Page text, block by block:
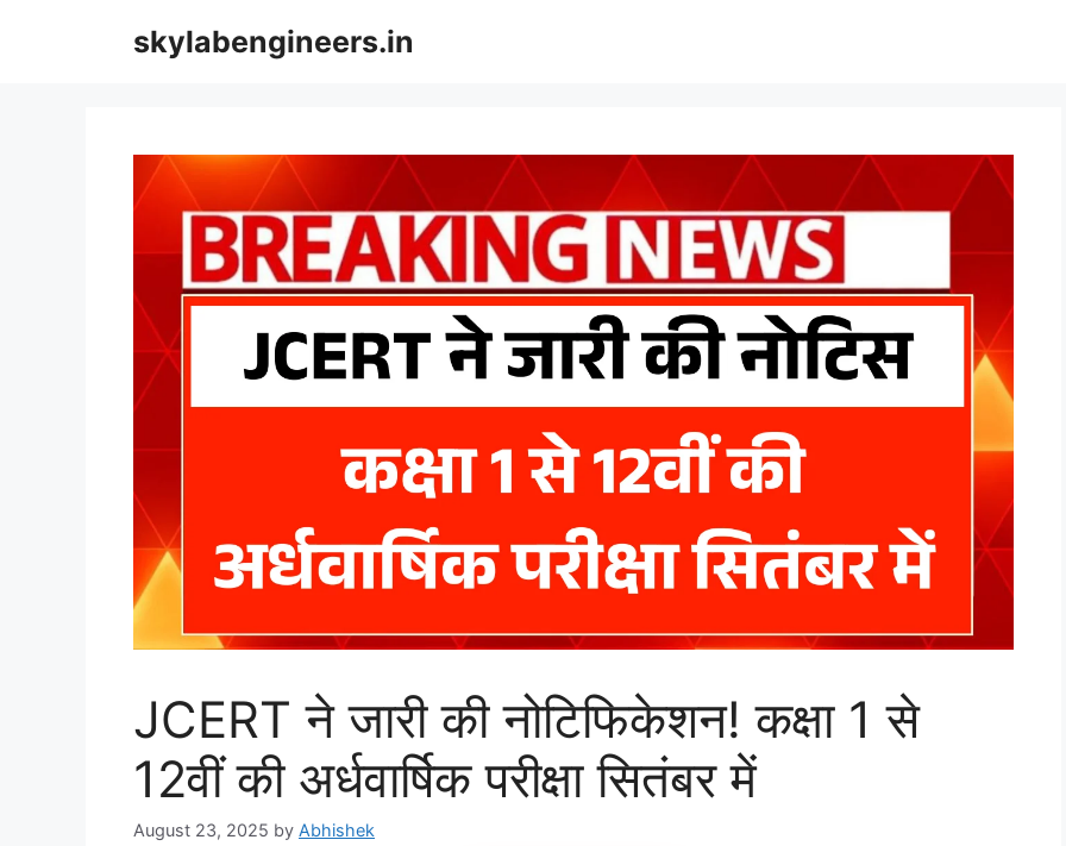
skylabengineers.in
JCERT ने जारी की नोटिफिकेशन! कक्षा 1 से
12वीं की अर्धवार्षिक परीक्षा सितंबर में
August 23, 2025 by Abhishek